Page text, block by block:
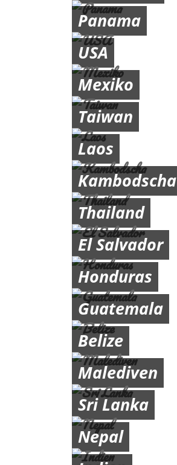
Panama
USA
Mexiko
Taiwan
Laos
Kambodscha
Thailand
El Salvador
Honduras
Guatemala
Belize
Malediven
Sri Lanka
Nepal